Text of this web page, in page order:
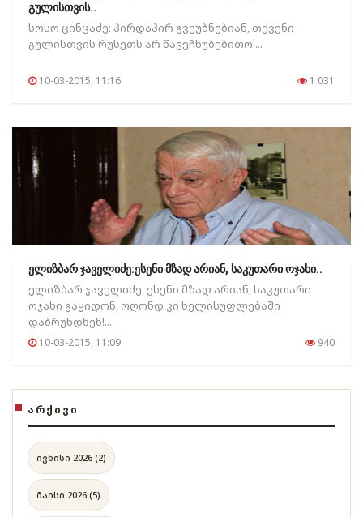
გულისთვის..
სოსო ცინცაძე: პირდაპირ გვეუბნებიან, თქვენი
გულისთვის რუსეთს არ წავეჩხუბებითო!...
10-03-2015, 11:16 1 031
ელიზბარ ჯაველიძე:ესენი მზად არიან, საკუთარი ოჯახი..
ელიზბარ ჯაველიძე: ესენი მზად არიან, საკუთარი
ოჯახი გაყიდონ, ოღონდ კი ხელისუფლებაში
დაბრუნდნენ!...
10-03-2015, 11:09 940
ᲐᲠᲥᲘᲕᲘ
ივნისი 2026 (2)
მაისი 2026 (5)